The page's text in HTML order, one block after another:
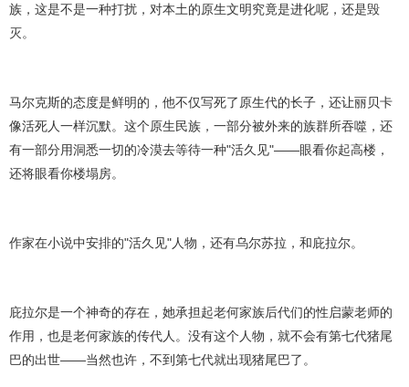
族，这是不是一种打扰，对本土的原生文明究竟是进化呢，还是毁
灭。
马尔克斯的态度是鲜明的，他不仅写死了原生代的长子，还让丽贝卡
像活死人一样沉默。这个原生民族，一部分被外来的族群所吞噬，还
有一部分用洞悉一切的冷漠去等待一种"活久见"——眼看你起高楼，
还将眼看你楼塌房。
作家在小说中安排的"活久见"人物，还有乌尔苏拉，和庇拉尔。
庇拉尔是一个神奇的存在，她承担起老何家族后代们的性启蒙老师的
作用，也是老何家族的传代人。没有这个人物，就不会有第七代猪尾
巴的出世——当然也许，不到第七代就出现猪尾巴了。